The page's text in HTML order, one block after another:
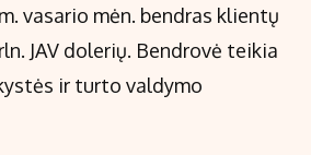
vasario mėn. bendras klientų
JAV dolerių. Bendrovė teikia
ir turto valdymo